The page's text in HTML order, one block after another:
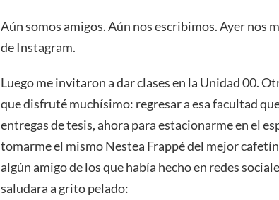
Aún somos amigos. Aún nos escribimos. Ayer nos
de Instagram.
Luego me invitaron a dar clases en la Unidad 00.
que disfruté muchísimo: regresar a esa facultad
entregas de tesis, ahora para estacionarme en el
tomarme el mismo Nestea Frappé del mejor
algún amigo de los que había hecho en redes
saludara a grito pelado: